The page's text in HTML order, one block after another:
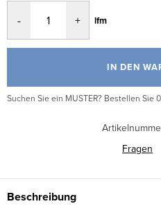
lfm
IN DEN
Suchen Sie ein MUSTER? Bestellen Sie
Fragen
Beschreibung